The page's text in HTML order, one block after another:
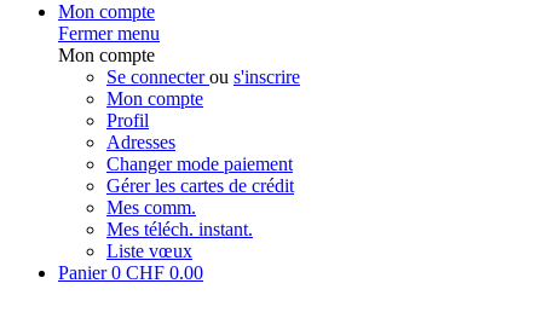
Mon compte
Fermer menu
Mon compte
Se connecterou s'inscrire
Mon compte
Profil
Adresses
Changer mode paiement
Gérer les cartes de crédit
Mes comm.
Mes téléch. instant.
Liste vœux
Panier0 CHF 0.00